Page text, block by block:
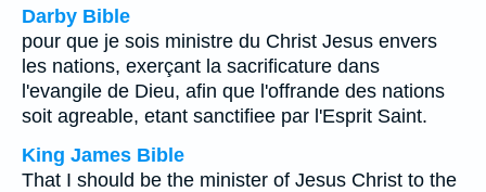
Darby Bible
pour que je sois ministre du Christ Jesus envers
les nations, exerçant la sacrificature dans
l'evangile de Dieu, afin que l'offrande des nations
soit agreable, etant sanctifiee par l'Esprit Saint.
King James Bible
That I should be the minister of Jesus Christ to the